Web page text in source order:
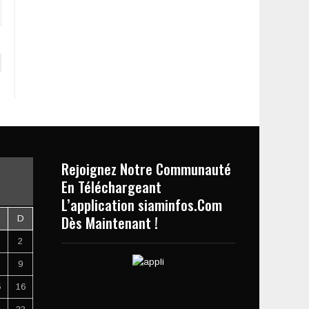
D
2
9
16
Rejoignez Notre Communauté
En Téléchargeant
L’application siaminfos.Com
Dès Maintenant !